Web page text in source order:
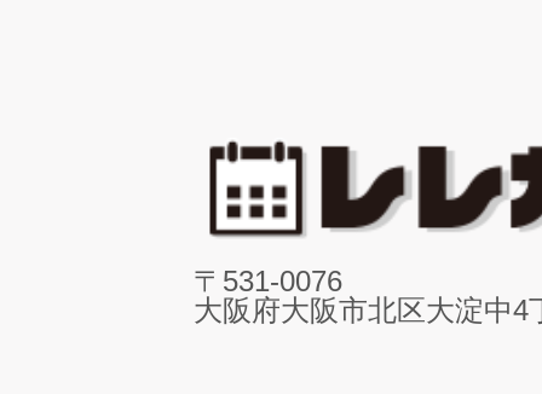
〒531-0076
大阪府大阪市北区大淀中4